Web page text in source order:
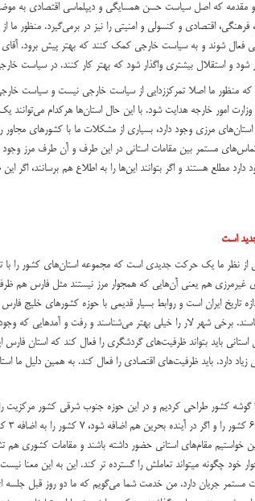
مقدمه که اصل سیاست حسن همسایگی و دیپلماسی اقتصادی به
اقتصادی و کنسولی و امنیتی را نیز در برمی‌گیرد. منظور ما
فعال شوند و به سیاست خارجی کمک کنند که بهتر پیش برود. آقای
شود و استقلال بیشتری واگذار شود که بهتر کار کنند. در سیاست
که منظور ما اصلا تمرکززدایی از سیاست خارجی نیست و سیاست
امور خارجه هدایت شود. با این حال استان‌ها هرکدام
مرزی وجود دارد، بسیاری از مشکلات ما با کشورهای
مستمر بین مقامات استانی در این طرف و آن طرف مرز وجود
دارد مطلع هستند و اگر بتوانند این‌ها را به اطلاع هم برسانند، اگر
است
از نظر ما یک حرکت جدیدی است که مجموعه استان‌های کشور را با
هم یعنی آن‌هایی که همجوار مرز نیستند مثل فارس هم
تاریخ ایران است و روابط بسیار قدیمی با حوزه کشورهای خلیج
برخی شهر لار را خیلی بهتر می‌شناسند و رفت و آمدهایی که
باید بتواند ظرفیت‌های گردشگری را فعال کند که استان فارس
دارد. باید ظرفیت‌های اقتصادی را فعال کند. به همین دلیل ما
مقام‌های استانی حضور داشته باشند و مقامات کشوری هم